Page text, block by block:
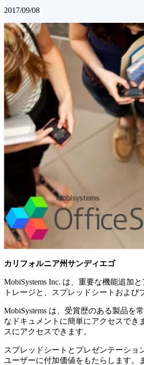
2017/09/08
カリフォルニア州サンディエゴ
MobiSystems Inc. は、重要な機能追加
トレージと、スプレッドシートおよ
MobiSystems は、受賞歴のある製品を
なドキュメントに簡単にアクセスでき
スにアクセスできます。
スプレッドシートとプレゼンテーショ
ユーザーに付加価値をもたらします。